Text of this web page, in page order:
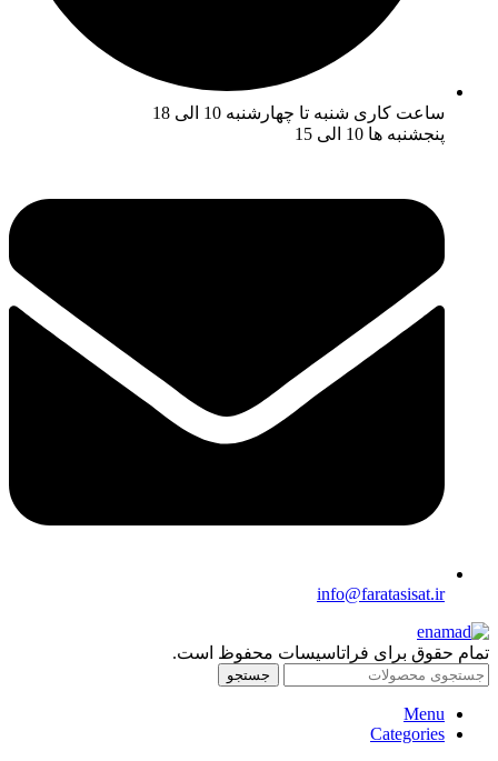
ساعت کاری شنبه تا چهارشنبه 10 الی 18
پنجشنبه ها 10 الی 15
info@faratasisat.ir
تمام حقوق برای فراتاسیسات محفوظ است.
جستجو
Menu
Categories